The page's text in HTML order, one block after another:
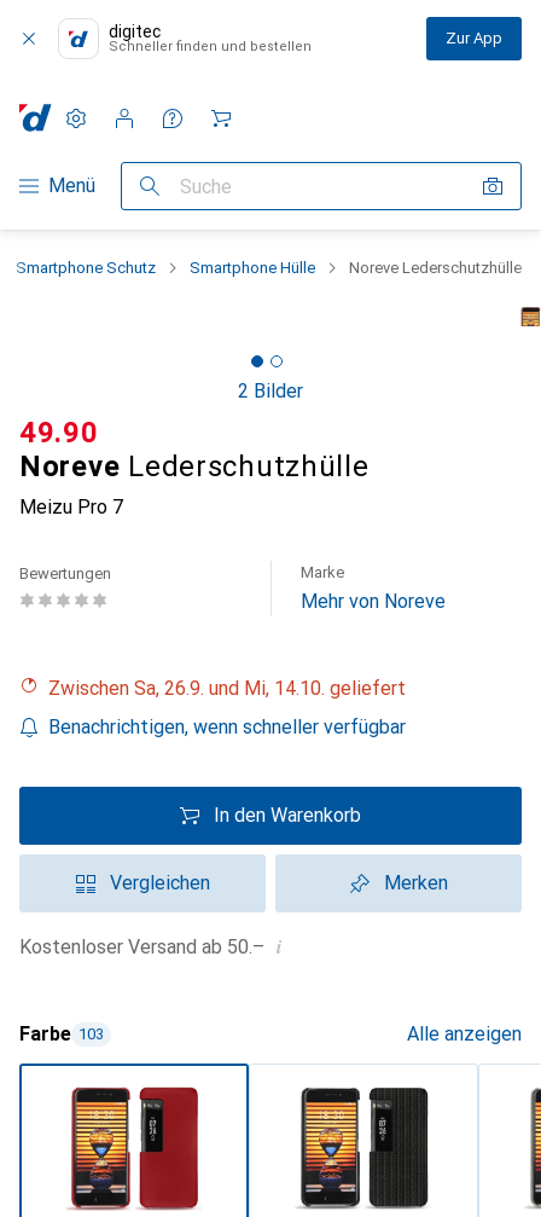
digitec
Schneller finden und bestellen Zur App
Navigation nach Kategorien
Menü Suche
Einstellungen
Kundenkonto
Vergleichslisten
Merklisten
Warenkorb
Smartphone Schutz Smartphone Hülle Noreve Lederschutzhülle
2 Bilder
Noreve Lederschutzhülle
Meizu Pro 7
CHF
49.90
Bewertungen Marke
Mehr von Noreve
Zwischen Sa, 26.9. und Mi, 14.10. geliefert
Benachrichtigen, wenn schneller verfügbar
In den Warenkorb
Vergleichen Merken
Kostenloser Versand ab 50.– i
Farbe 103 Alle anzeigen